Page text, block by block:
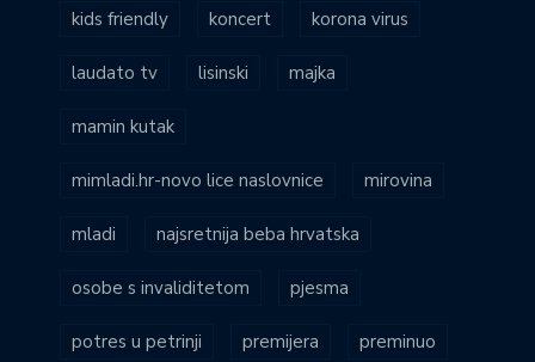
kids friendly koncert korona virus
laudato tv lisinski majka
mamin kutak
mimladi.hr-novo lice naslovnice mirovina
mladi najsretnija beba hrvatska
osobe s invaliditetom pjesma
potres u petrinji premijera preminuo